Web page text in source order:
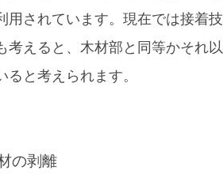
用されています。現在では接着
考えると、木材部と同等かそれ
ると考えられます。
の剥離